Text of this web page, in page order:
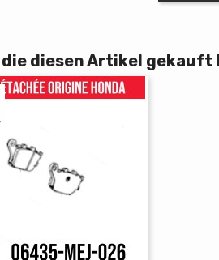
die diesen Artikel gekauft